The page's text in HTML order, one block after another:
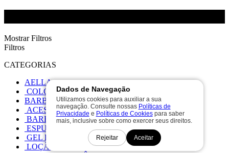
Mostrar Filtros
Filtros
CATEGORIAS
AELLA
COLORAÇAO
BARBEARIA
ACESSÓRIOS BARBEARIA
BARBEARIA
ESPUMA CREME BARBEARIA
GEL BARBEARIA
LOÇÃO BARBEARIA
Dados de Navegação
Utilizamos cookies para auxiliar a sua
navegação. Consulte nossas Políticas de
Privacidade e Políticas de Cookiespara saber
mais, inclusive sobre como exercer seus direitos.
Rejeitar Aceitar